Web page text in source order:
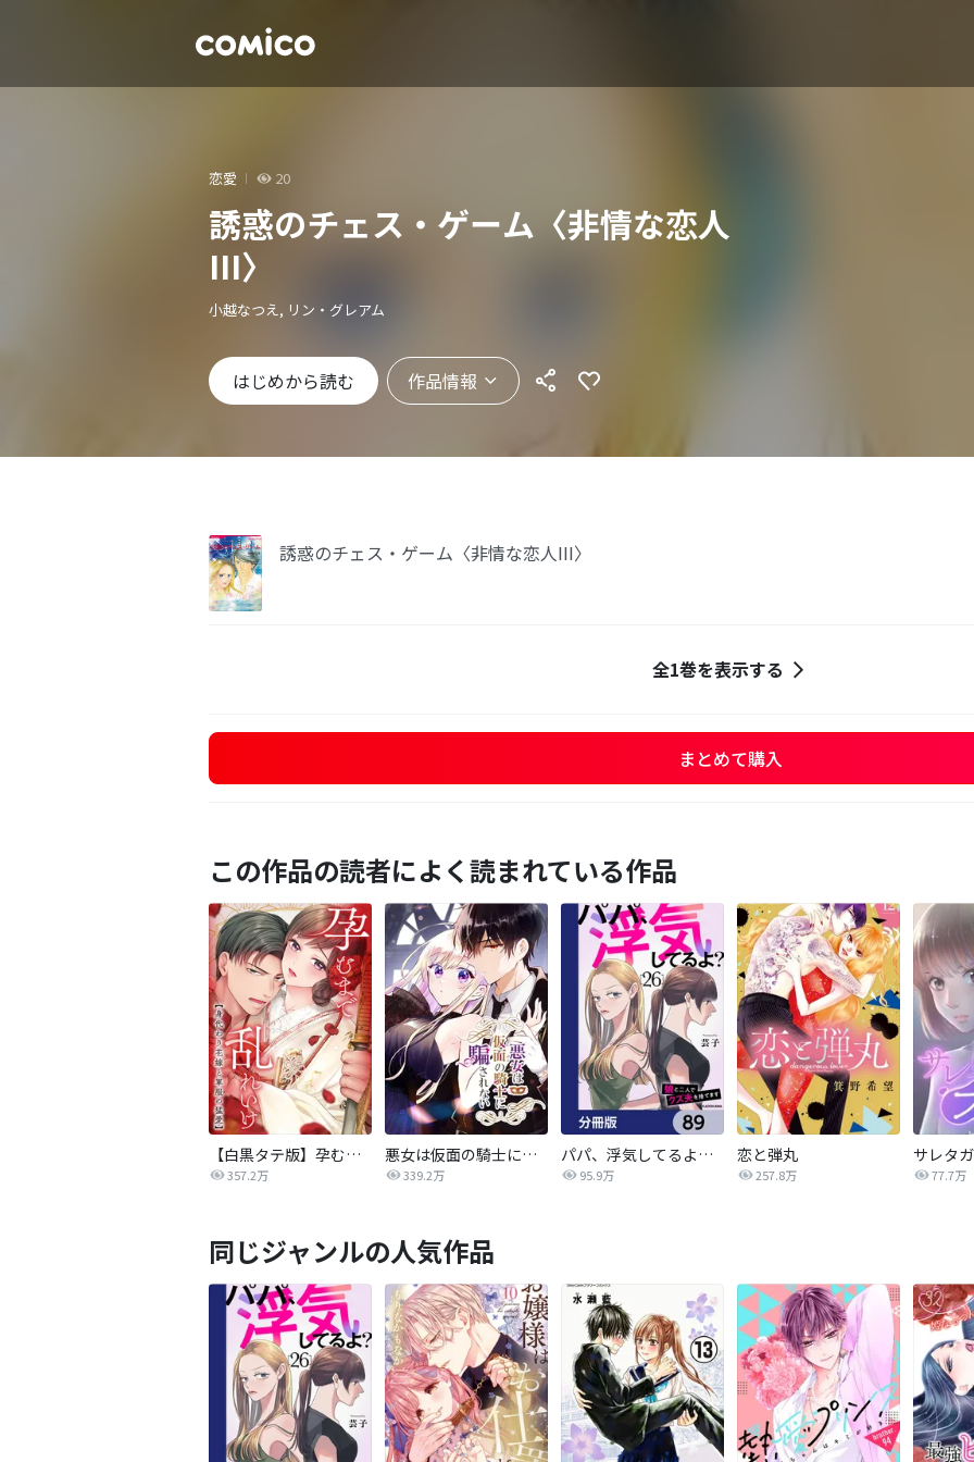
恋愛 20
誘惑のチェス・ゲーム〈非情な恋人
III〉
小越なつえ, リン・グレアム
はじめから読む 作品情報
誘惑のチェス・ゲーム〈非情な恋人III〉
全1巻を表示する
まとめて購入
この作品の読者によく読まれている作品
【白黒タテ版】孕むまで乱れいけ～身代わり花嫁と軍服の猛愛
357.2万
悪女は仮面の騎士に騙されない
339.2万
パパ、浮気してるよ？娘と二人でクズ夫を捨てます【分冊版】
95.9万
恋と弾丸
257.8万 77.7万
同じジャンルの人気作品